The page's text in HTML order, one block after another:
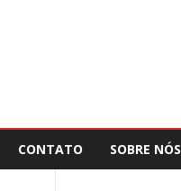
CONTATO SOBRE NÓS